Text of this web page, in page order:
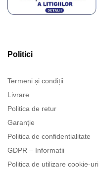
Politici
Termeni și condiții
Livrare
Politica de retur
Garanție
Politica de confidentialitate
GDPR – Informatii
Politica de utilizare cookie-uri